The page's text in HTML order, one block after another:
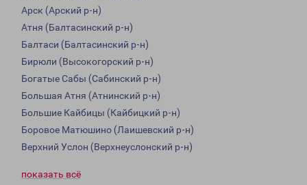
Арск (Арский р-н)
Атня (Балтасинский р-н)
Балтаси (Балтасинский р-н)
Бирюли (Высокогорский р-н)
Богатые Сабы (Сабинский р-н)
Большая Атня (Атнинский р-н)
Большие Кайбицы (Кайбицкий р-н)
Боровое Матюшино (Лаишевский р-н)
Верхний Услон (Верхнеуслонский р-н)
показать всё